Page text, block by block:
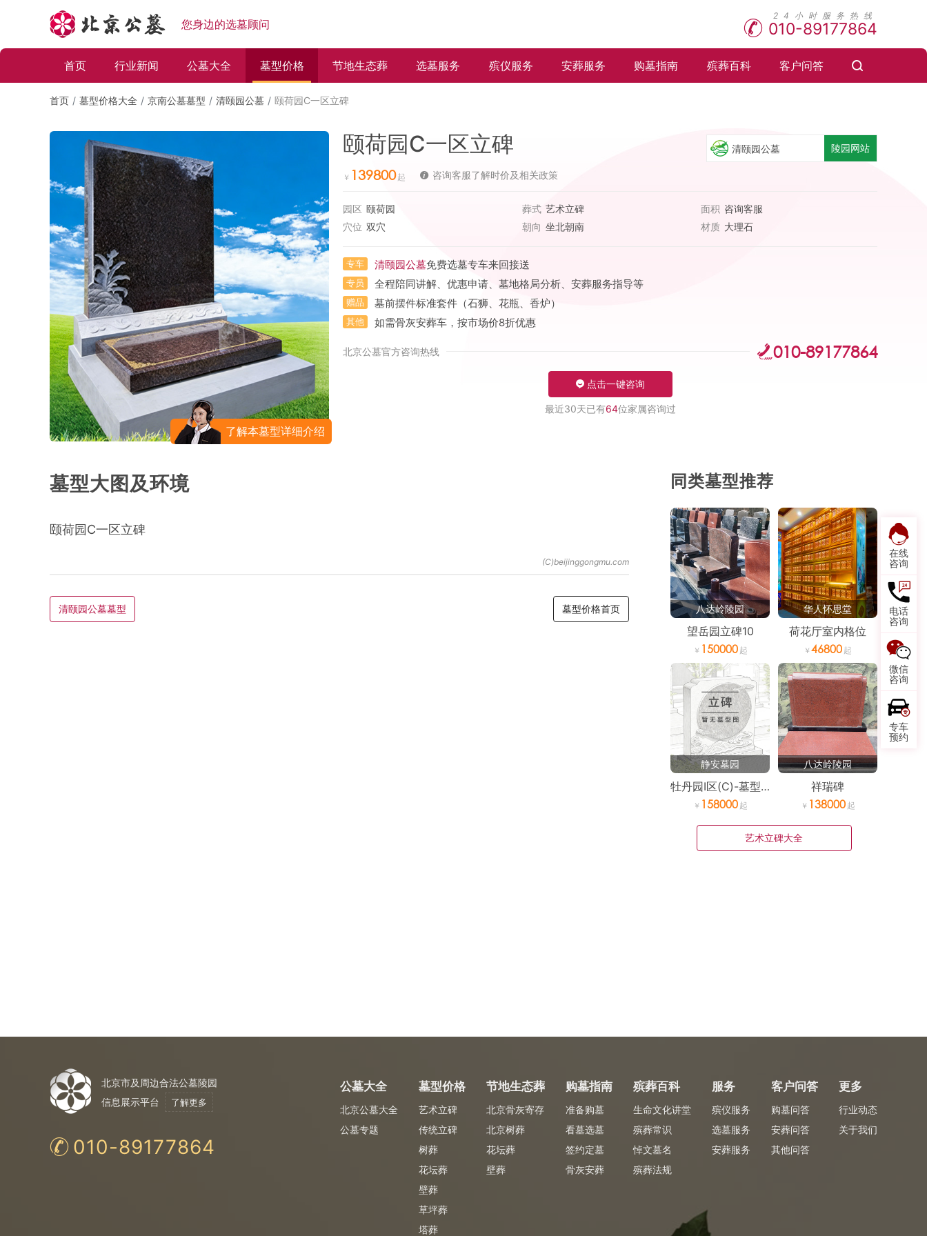
您身边的选墓顾问 010-89177864
首页 行业新闻 公墓大全 墓型价格 节地生态葬 选墓服务 殡仪服务 安葬服务 购墓指南 殡葬百科 客户问答
在线
咨询
电话
咨询
微信
咨询
专车
预约
首页 墓型价格大全 京南公墓墓型 清颐园公墓 颐荷园C一区立碑
了解本墓型详细介绍
颐荷园C一区立碑
139800 咨询客服了解时价及相关政策
清颐园公墓 陵园网站
园区 颐荷园 葬式 艺术立碑 面积 咨询客服
穴位 双穴 朝向 坐北朝南 材质 大理石
专车 清颐园公墓免费选墓专车来回接送
专员 全程陪同讲解、优惠申请、墓地格局分析、安葬服务指导等
赠品 墓前摆件标准套件（石狮、花瓶、香炉）
其他 如需骨灰安葬车，按市场价8折优惠
北京公墓官方咨询热线 010-89177864
点击一键咨询
最近30天已有64位家属咨询过
墓型大图及环境
颐荷园C一区立碑
清颐园公墓墓型 墓型价格首页
同类墓型推荐
八达岭陵园
望岳园立碑10
150000
华人怀思堂
荷花厅室内格位
46800
静安墓园
牡丹园I区(C)-墓型4立
158000
八达岭陵园
祥瑞碑
138000
艺术立碑大全
北京市及周边合法公墓陵园
信息展示平台
了解更多
010-89177864
公墓大全
北京公墓大全
公墓专题
墓型价格
艺术立碑
传统立碑
树葬
花坛葬
壁葬
草坪葬
塔葬
节地生态葬
北京骨灰寄存
北京树葬
花坛葬
壁葬
购墓指南
准备购墓
看墓选墓
签约定墓
骨灰安葬
殡葬百科
生命文化讲堂
殡葬常识
悼文墓名
殡葬法规
服务
殡仪服务
选墓服务
安葬服务
客户问答
购墓问答
安葬问答
其他问答
更多
行业动态
关于我们